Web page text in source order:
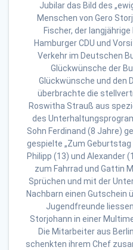
Jubilar das Bild des
Menschen von Gero
Fischer, der
Hamburger CDU und
Verkehr im Deutschen
Glückwünsche der
Glückwünsche und den
überbrachte die
Roswitha Strauß aus
des
Sohn Ferdinand (8 Jahre)
gespielte „Zum Geburtstag
Philipp (13) und Alexander
zum Fahrrad und Gattin
Sprüchen und mit der
Nachbarn einen Gutschein
Jugendfreunde
Storjohann in einer
Die Mitarbeiter aus
schenkten ihrem Chef